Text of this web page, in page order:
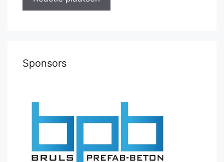
Sponsors